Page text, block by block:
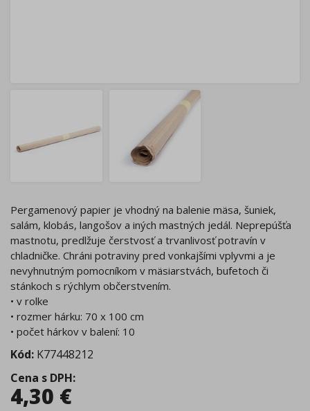
Pergamenový papier je vhodný na balenie mäsa, šuniek,
salám, klobás, langošov a iných mastných jedál. Neprepúšťa
mastnotu, predlžuje čerstvosť a trvanlivosť potravín v
chladničke. Chráni potraviny pred vonkajšími vplyvmi a je
nevyhnutným pomocníkom v mäsiarstvách, bufetoch či
stánkoch s rýchlym občerstvením.
• v rolke
• rozmer hárku: 70 x 100 cm
• počet hárkov v balení: 10
Kód: K77448212
Cena s DPH:
4,30 €